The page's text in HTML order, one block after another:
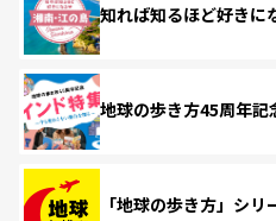
知れば知るほど好きに
地球の歩き方45周年記
「地球の歩き方」シ